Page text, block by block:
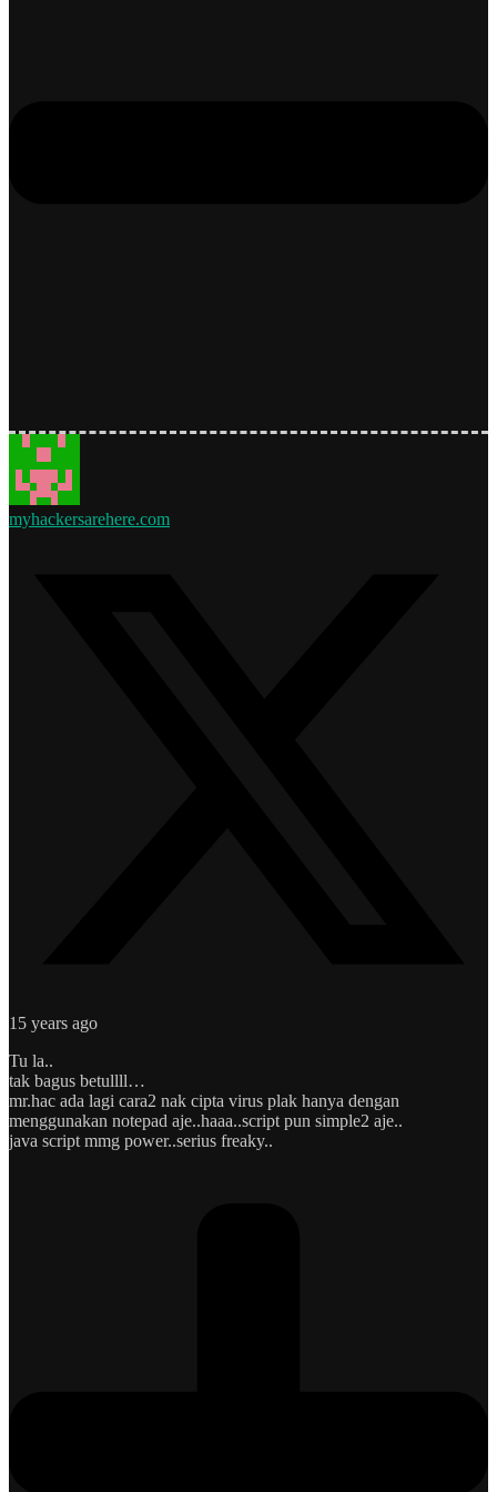
myhackersarehere.com
15 years ago
Tu la..
tak bagus betullll…
mr.hac ada lagi cara2 nak cipta virus plak hanya dengan
menggunakan notepad aje..haaa..script pun simple2 aje..
java script mmg power..serius freaky..